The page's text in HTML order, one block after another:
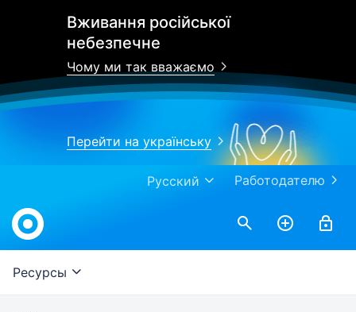
Вживання російської
небезпечне
Чому ми так вважаємо
Перейти на українську
Работодателю
Русский
Work.ua
Ресурсы